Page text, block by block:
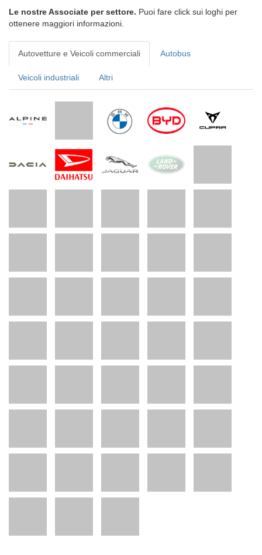
Le nostre Associate per settore. Puoi fare click sui loghi per
ottenere maggiori informazioni.
Autovetture e Veicoli commerciali Autobus
Veicoli industriali Altri